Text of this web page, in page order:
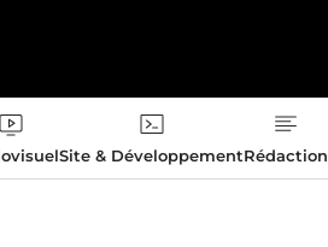
Site & DéveloppementRédaction